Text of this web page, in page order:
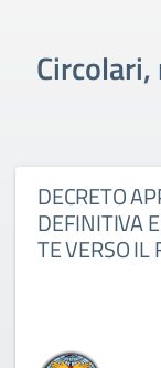
DECRETO
DEFINITIVA
TE VERSO IL